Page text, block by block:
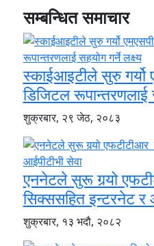
सम्बन्धित समाचार
स्काईआइटीले सुरु गर्यो
डिजिटल रूपान्तरणलाई
शुक्रबार, २९ जेठ, २०८३
एननेटले सुरू गर्‍यो
सिक्ससहित इन्टरनेट र
शुक्रबार, १३ भदौ, २०८२